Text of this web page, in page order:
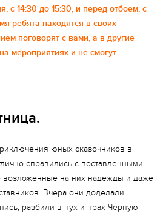
с 14:30 до 15:30, и перед отбоем, с
ребята находятся в своих
поговорят с вами, а в другие
мероприятиях и не смогут
юных сказочников в
справились с поставленными
возложенные на них надежды и даже
Вчера они доделали
разбили в пух и прах Чёрную